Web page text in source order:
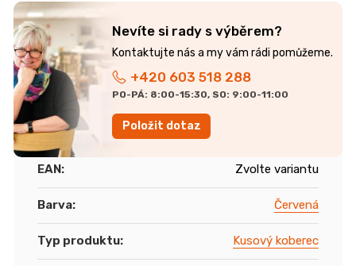
EAN: Zvolte variantu
Barva: Červená
Typ produktu: Kusový koberec
Nevíte si rady s výběrem?
+420 603 518 288
PO-PÁ: 8:00-15:30, SO: 9:00-11:00
Položit dotaz